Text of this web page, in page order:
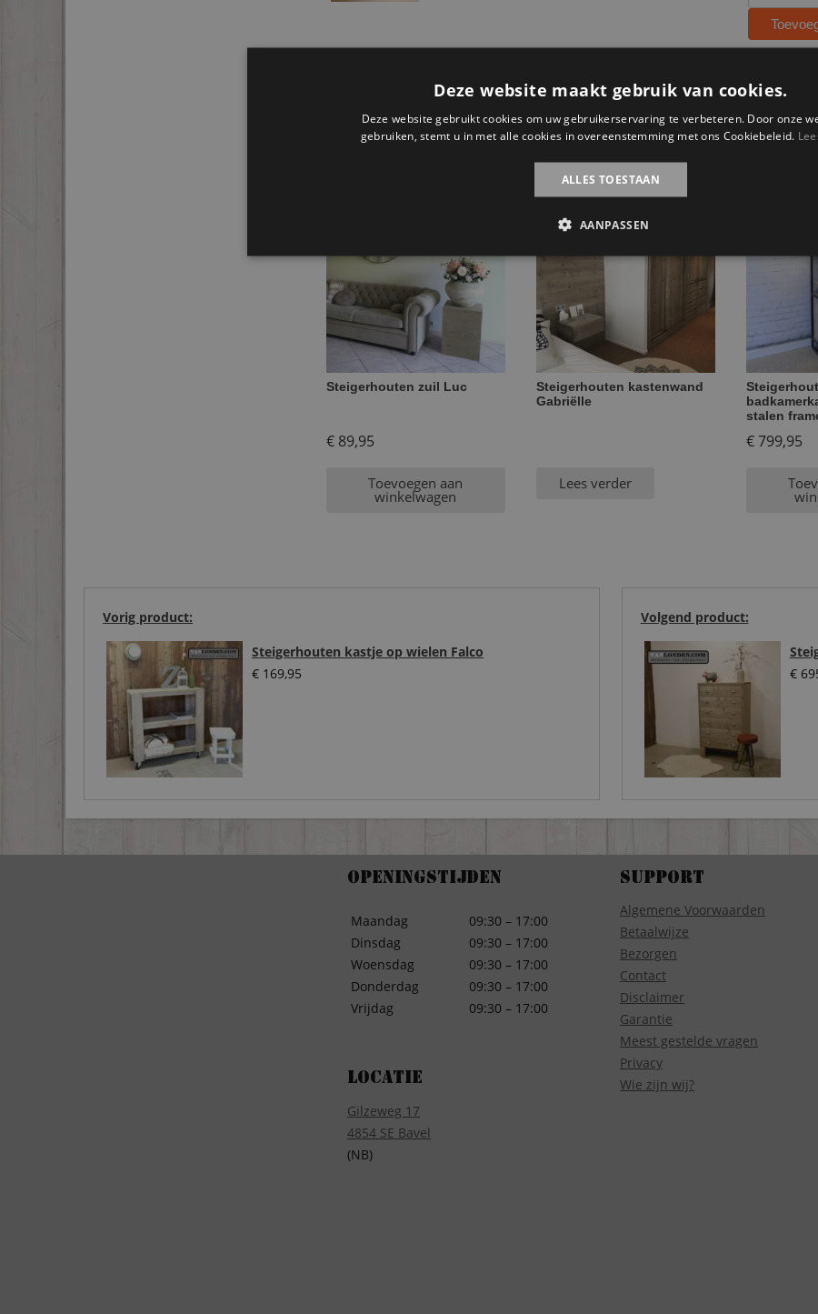
vakkenkast
Lienke
aantal
Gerelateerde producten
Steigerhouten zuil Luc
€89,95
Toevoegen aan
winkelwagen
Steigerhouten kastenwand
Gabriëlle
Lees verder
stalen
€799,95
Volgend product:
€
Vorig product:
Steigerhouten kastje op wielen Falco
€ 169,95
Openingstijden
Maandag
Dinsdag
Woensdag
Donderdag
Vrijdag
09:30 – 17:00
09:30 – 17:00
09:30 – 17:00
09:30 – 17:00
09:30 – 17:00
Locatie
Gilzeweg 17
4854 SE Bavel
(NB)
Support
Algemene Voorwaarden
Betaalwijze
Bezorgen
Contact
Disclaimer
Garantie
Meest gestelde vragen
Privacy
Wie zijn wij?
Deze website maakt gebruik van cookies.
Deze website gebruikt cookies om uw gebruikerservaring te verbeteren. Door onze
gebruiken, stemt u in met alle cookies in overeenstemming met ons Cookiebeleid.
ALLES TOESTAAN
AANPASSEN